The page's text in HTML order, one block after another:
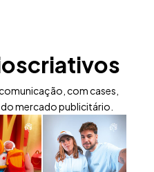
com cases,
mercado publicitário.